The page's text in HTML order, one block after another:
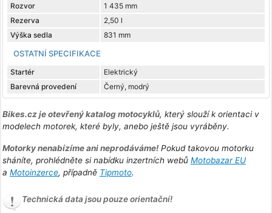
Rozvor
1 435 mm
Rezerva
2,50 l
Výška sedla
831 mm
OSTATNÍ SPECIFIKACE
Startér
Elektrický
Barevná provedení
Černý, modrý
Bikes.cz je otevřený katalog motocyklů, který slouží k orientaci v
modelech motorek, které byly, anebo ještě jsou vyráběny.
Motorky nenabízíme ani neprodáváme!Pokud takovou motorku
sháníte, prohlédněte si nabídku inzertních webů Motobazar EU
a Motoinzerce, případně Tipmoto.
Technická data jsou pouze orientační!